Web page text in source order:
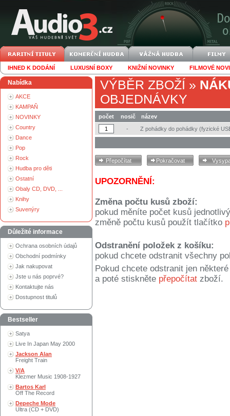
IHNED K DODÁNÍ LUXUSNÍ BOXY KNIŽNÍ NOVINKY FILMOVÉ
Nabídka
AKCE
KAMPAŇ
NOVINKY
Country
Dance
Pop
Rock
Hudba pro děti
Ostatní
Obaly CD, DVD, ...
Knihy
Suvenýry
Důležité informace
Ochrana osobních údajů
Obchodní podmínky
Jak nakupovat
Jste u nás poprvé?
Kontaktujte nás
Dostupnost titulů
Bestseller
Satya
Live In Japan May 2000
Jackson Alan
Freight Train
V/A
Klezmer Music 1908-1927
Bartos Karl
Off The Record
Depeche Mode
Ultra (CD + DVD)
VÝBĚR ZBOŽÍ »
OBJEDNÁVKY
počet nosič
název
-
Z pohádky do pohádky (fyzické
UPOZORNĚNÍ:
Změna počtu kusů zboží:
pokud měníte počet kusů
změně počtu kusů použít tlačítko
Odstranění položek z košíku:
pokud chcete odstranit všechny
Pokud chcete odstranit jen
a poté stiskněte přepočítat zboží.